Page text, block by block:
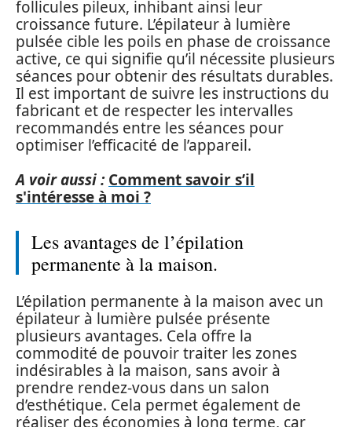
follicules pileux, inhibant ainsi leur
croissance future. L’épilateur à lumière
pulsée cible les poils en phase de croissance
active, ce qui signifie qu’il nécessite plusieurs
séances pour obtenir des résultats durables.
Il est important de suivre les instructions du
fabricant et de respecter les intervalles
recommandés entre les séances pour
optimiser l’efficacité de l’appareil.
A voir aussi : Comment savoir s’il
s'intéresse à moi ?
Les avantages de l’épilation
permanente à la maison.
L’épilation permanente à la maison avec un
épilateur à lumière pulsée présente
plusieurs avantages. Cela offre la
commodité de pouvoir traiter les zones
indésirables à la maison, sans avoir à
prendre rendez-vous dans un salon
d’esthétique. Cela permet également de
réaliser des économies à long terme, car